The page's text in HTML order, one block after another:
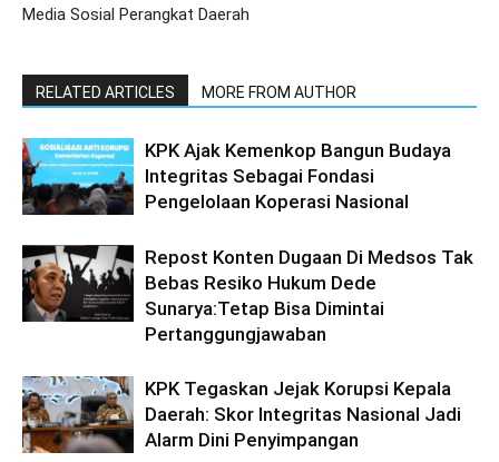
Media Sosial Perangkat Daerah
RELATED ARTICLES MORE FROM AUTHOR
KPK Ajak Kemenkop Bangun Budaya
Integritas Sebagai Fondasi
Pengelolaan Koperasi Nasional
Repost Konten Dugaan Di Medsos Tak
Bebas Resiko Hukum Dede
Sunarya:Tetap Bisa Dimintai
Pertanggungjawaban
KPK Tegaskan Jejak Korupsi Kepala
Daerah: Skor Integritas Nasional Jadi
Alarm Dini Penyimpangan